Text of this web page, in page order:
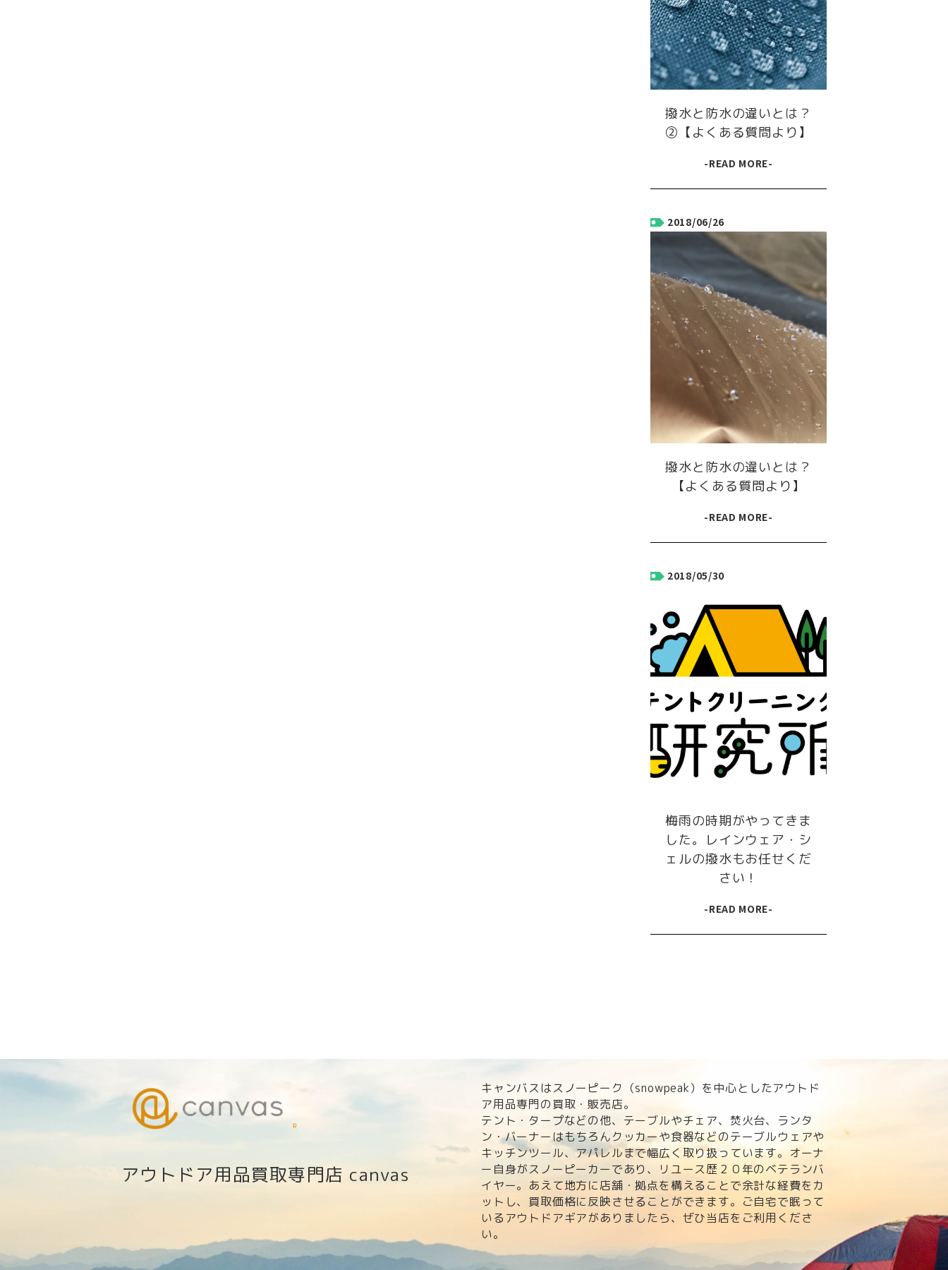
撥水と防水の違いとは？
②【よくある質問より】
-READ MORE-
2018/06/26
撥水と防水の違いとは？
【よくある質問より】
-READ MORE-
2018/05/30
梅雨の時期がやってきま
した。レインウェア・シ
ェルの撥水もお任せくだ
さい！
-READ MORE-
アウトドア用品買取専門店 canvas
キャンバスはスノーピーク（snowpeak）を中心としたアウトド
ア用品専門の買取・販売店。
テント・タープなどの他、テーブルやチェア、焚火台、ランタ
ン・バーナーはもちろんクッカーや食器などのテーブルウェアや
キッチンツール、アパレルまで幅広く取り扱っています。オーナ
ー自身がスノーピーカーであり、リユース歴２０年のベテランバ
イヤー。あえて地方に店舗・拠点を構えることで余計な経費をカ
ットし、買取価格に反映させることができます。ご自宅で眠って
いるアウトドアギアがありましたら、ぜひ当店をご利用くださ
い。